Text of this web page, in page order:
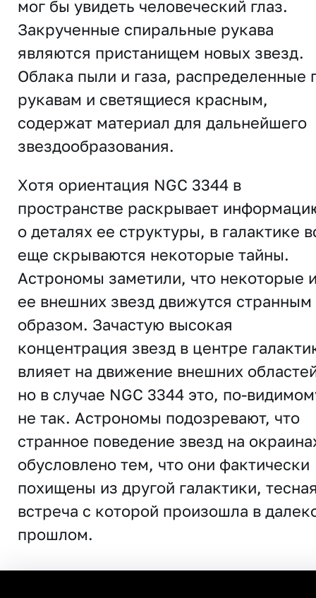
мог бы увидеть человеческий глаз.
Закрученные спиральные рукава
являются пристанищем новых звезд.
Облака пыли и газа, распределенные
рукавам и светящиеся красным,
содержат материал для дальнейшего
звездообразования.
Хотя ориентация NGC 3344 в
пространстве раскрывает
о деталях ее структуры, в галактике
еще скрываются некоторые тайны.
Астрономы заметили, что некоторые
ее внешних звезд движутся странным
образом. Зачастую высокая
концентрация звезд в центре
влияет на движение внешних
но в случае NGC 3344 это, по-
не так. Астрономы подозревают, что
странное поведение звезд на
обусловлено тем, что они фактически
похищены из другой галактики,
встреча с которой произошла в
прошлом.